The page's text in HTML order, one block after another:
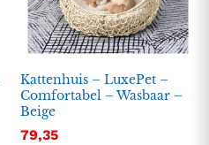
Kattenhuis – LuxePet –
Comfortabel – Wasbaar –
Beige
79,35